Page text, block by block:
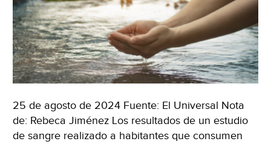
25 de agosto de 2024 Fuente: El Universal Nota
de: Rebeca Jiménez Los resultados de un estudio
de sangre realizado a habitantes que consumen